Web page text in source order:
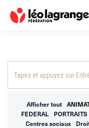
Afficher tout
FEDERAL
PORTRAITS
Centres sociaux